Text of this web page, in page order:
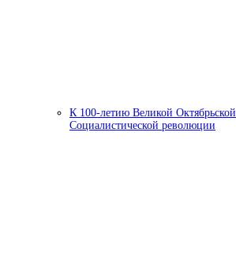
К 100-летию Великой Октябрьской
Социалистической революции